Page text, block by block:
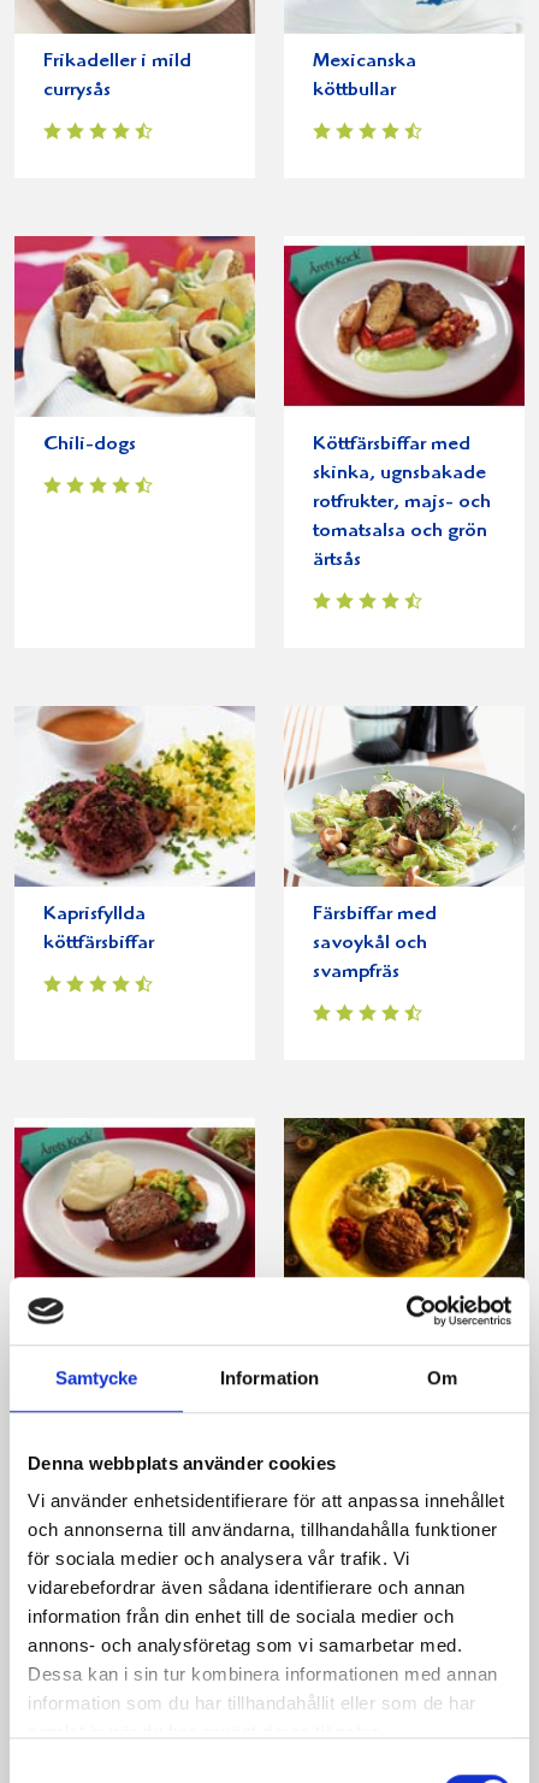
Samtycke Information Om
Denna webbplats använder cookies
Vi använder enhetsidentifierare för att anpassa innehållet
och annonserna till användarna, tillhandahålla funktioner
för sociala medier och analysera vår trafik. Vi
vidarebefordrar även sådana identifierare och annan
information från din enhet till de sociala medier och
annons- och analysföretag som vi samarbetar med.
Dessa kan i sin tur kombinera informationen med annan
information som du har tillhandahållit eller som de har
Frikadeller i mild
currysås
Mexicanska
köttbullar
Chili-dogs
Köttfärsbiffar med
skinka, ugnsbakade
rotfrukter, majs- och
tomatsalsa och grön
ärtsås
Kaprisfyllda
köttfärsbiffar
Färsbiffar med
savoykål och
svampfräs
Tomat- och
ugnsrostade
grönsaker och
Älgfärsbergare med
Produkter i receptet: